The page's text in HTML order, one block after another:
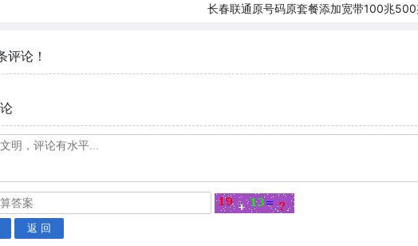
长春联通原号码原套餐添加宽带100兆
评论！
返 回